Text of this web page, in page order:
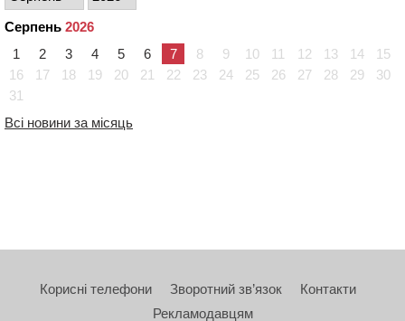
Серпень 2026
1
2 3 4 5 6 7 8 9 10 11 12 13 14
15
16
17 18 19 20 21 22 23 24 25 26 27 28 29
30
31
Всі новини за місяць
Корисні телефони Зворотний зв’язок
Контакти
Рекламодавцям